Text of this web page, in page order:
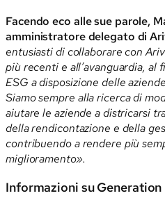
Facendo eco alle sue parole,
amministratore delegato di
entusiasti di collaborare con
più recenti e all’avanguardia, al
ESG a disposizione delle
Siamo sempre alla ricerca di
aiutare le aziende a districarsi
della rendicontazione e della
contribuendo a rendere più
miglioramento».
Informazioni su